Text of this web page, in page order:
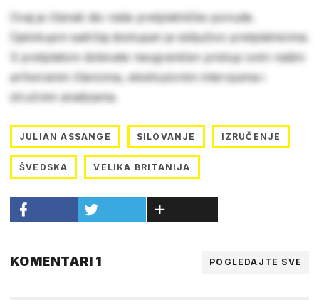
Ovaj je članak dio naše pretplatničke ponude.
Cjelokupni sadržaj dostupan je isključivo pretplatnicima.
S pretplatom dobivate neograničen pristup svim našim
arhiviranim člancima, ekskluzivnim intervjuima i
stručnim analizama.
JULIAN ASSANGE SILOVANJE IZRUČENJE
ŠVEDSKA VELIKA BRITANIJA
KOMENTARI 1 POGLEDAJTE SVE